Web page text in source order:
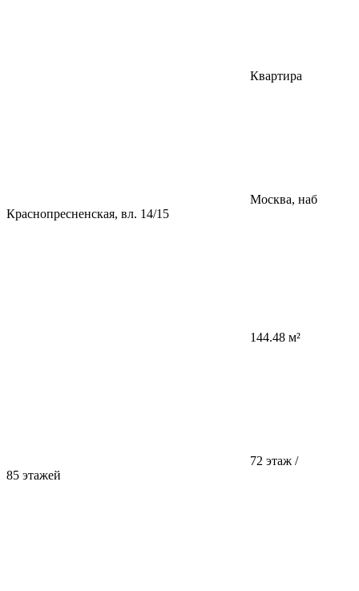
Квартира
Москва, наб
Краснопресненская, вл. 14/15
144.48 м²
72 этаж /
85 этажей